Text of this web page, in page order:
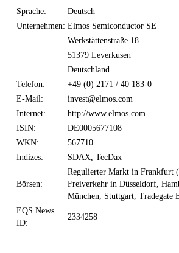
Sprache:
Deutsch
Unternehmen: Elmos Semiconductor SE
Werkstättenstraße 18
51379 Leverkusen
Deutschland
Telefon:
+49 (0) 2171 / 40 183-0
E-Mail:
invest@elmos.com
Internet:
http://www.elmos.com
ISIN:
DE0005677108
WKN:
567710
Indizes:
SDAX, TecDax
Börsen:
Regulierter Markt in Frankfurt
Freiverkehr in Düsseldorf,
München, Stuttgart, Tradegate
EQS News
ID:
2334258